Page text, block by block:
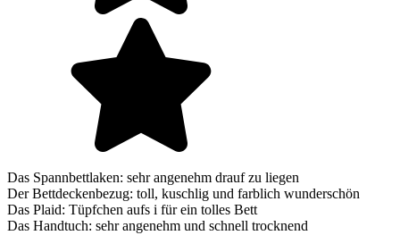
Das Spannbettlaken: sehr angenehm drauf zu liegen
Der Bettdeckenbezug: toll, kuschlig und farblich wunderschön
Das Plaid: Tüpfchen aufs i für ein tolles Bett
Das Handtuch: sehr angenehm und schnell trocknend